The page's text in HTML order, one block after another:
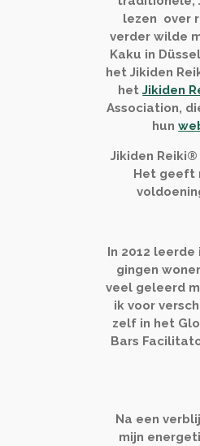
lezen over
verder wilde
Kaku in
het Jikiden
hetJikiden
Association,
hun
Jikiden
Het geeft
In 2012
gingen
veel geleerd
ik voor
zelf in het
Bars
Na een
mijn